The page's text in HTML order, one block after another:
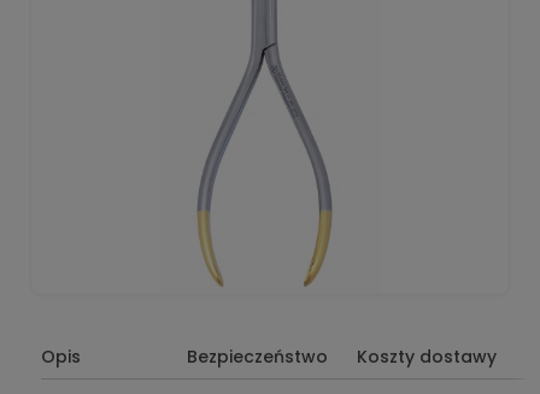
Opis Bezpieczeństwo Koszty dostawy